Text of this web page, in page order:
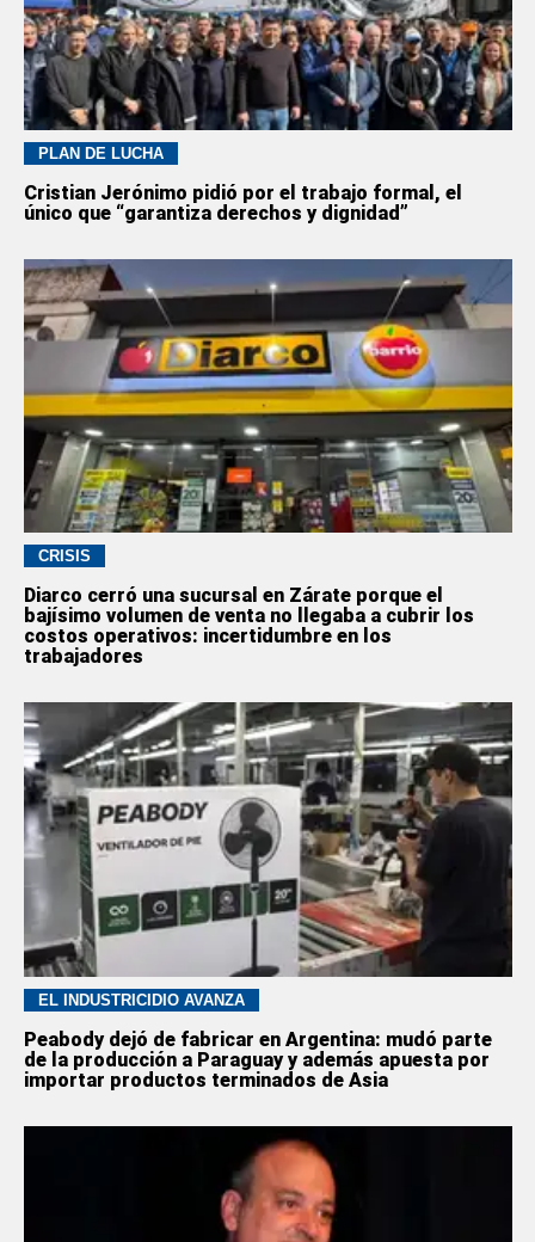
PLAN DE LUCHA
Cristian Jerónimo pidió por el trabajo formal, el
único que “garantiza derechos y dignidad”
CRISIS
Diarco cerró una sucursal en Zárate porque el
bajísimo volumen de venta no llegaba a cubrir los
costos operativos: incertidumbre en los
trabajadores
EL INDUSTRICIDIO AVANZA
Peabody dejó de fabricar en Argentina: mudó parte
de la producción a Paraguay y además apuesta por
importar productos terminados de Asia